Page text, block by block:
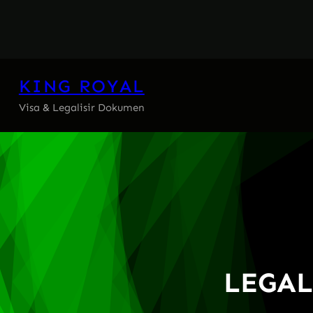
KING ROYAL
Visa & Legalisir Dokumen